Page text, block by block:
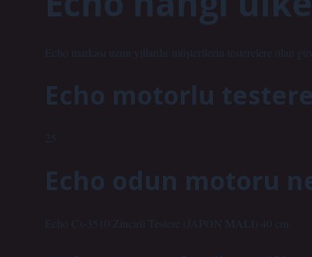
Echo markası uzun yıllardır müşterilerin testerelere olan
Echo motorlu
25.
Echo odun motoru
Echo Cs-3510 Zincirli Testere (JAPON MALI) 40 cm.